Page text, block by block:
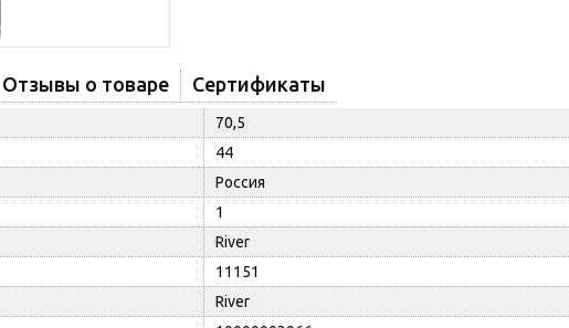
Отзывы о товаре Сертификаты
70,5
44
Россия
1
River
11151
River